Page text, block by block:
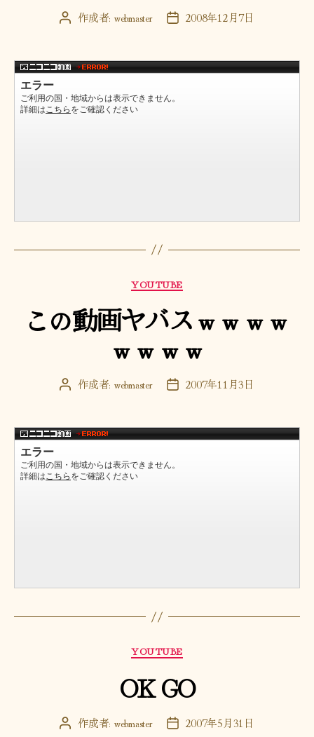
投 作成者: webmaster
投 2008年12月7日
カ
テ
ゴ
リ
ー
YOUTUBE
この動画ヤバスｗｗｗｗ
ｗｗｗｗ
投 作成者: webmaster
投 2007年11月3日
カ
テ
ゴ
リ
YOUTUBE
OK GO
投 作成者: webmaster
投 2007年5月31日